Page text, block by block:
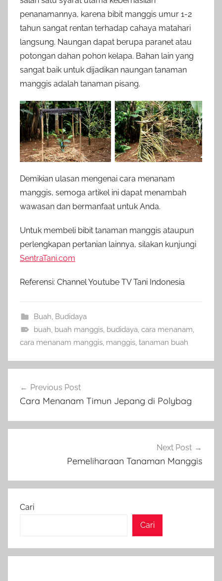
penanamannya, karena bibit manggis umur 1-2
tahun sangat rentan terhadap cahaya matahari
langsung. Naungan dapat berupa paranet atau
potongan dahan pohon kelapa. Bahan lain yang
sangat baik untuk dijadikan naungan tanaman
manggis adalah tanaman pisang.
Demikian ulasan mengenai cara menanam
manggis, semoga artikel ini dapat menambah
wawasan dan bermanfaat untuk Anda.
Untuk membeli bibit tanaman manggis ataupun
perlengkapan pertanian lainnya, silakan kunjungi
SentraTani.com
Referensi: Channel Youtube TV Tani Indonesia
Buah, Budidaya
buah, buah manggis, budidaya, cara menanam,
cara menanam manggis, manggis, tanaman buah
pos
Previous Post
Cara Menanam Timun Jepang di Polybag
Next Post
Pemeliharaan Tanaman Manggis
Cari
Cari